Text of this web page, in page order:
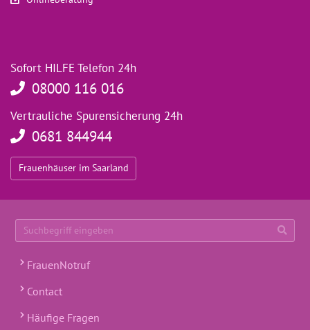
Sofort HILFE Telefon 24h
08000 116 016
Vertrauliche Spurensicherung 24h
0681 844944
Frauenhäuser im Saarland
Suchbegriff eingeben
FrauenNotruf
Contact
Häufige Fragen